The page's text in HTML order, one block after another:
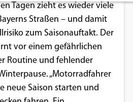
Tagen zieht es wieder viele
Straßen – und damit
zum Saisonauftakt. Der
vor einem gefährlichen
Routine und fehlender
„Motorradfahrer
neue Saison starten und
ermöglichen
und sind für die
der Website
Cookie